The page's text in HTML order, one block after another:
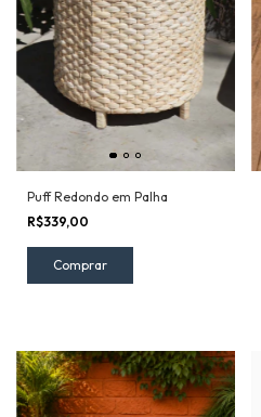
Puff Redondo em Palha
R$339,00